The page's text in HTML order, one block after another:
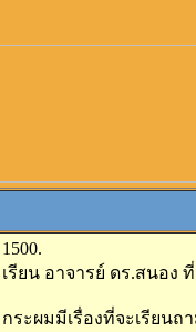
1500.
เรียน อาจารย์ ดร.สนอง
กระผมมีเรื่องที่จะเรียนถ